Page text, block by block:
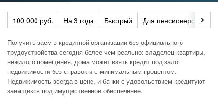
100 000 руб. На 3 года Быстрый Для пенсионеров
Получить заем в кредитной организации без официального
трудоустройства сегодня более чем реально: владелец квартиры,
нежилого помещения, дома может взять кредит под залог
недвижимости без справок и с минимальным процентом.
Недвижимость всегда в цене, и банки с удовольствием кредитуют
заемщиков под имущественное обеспечение.